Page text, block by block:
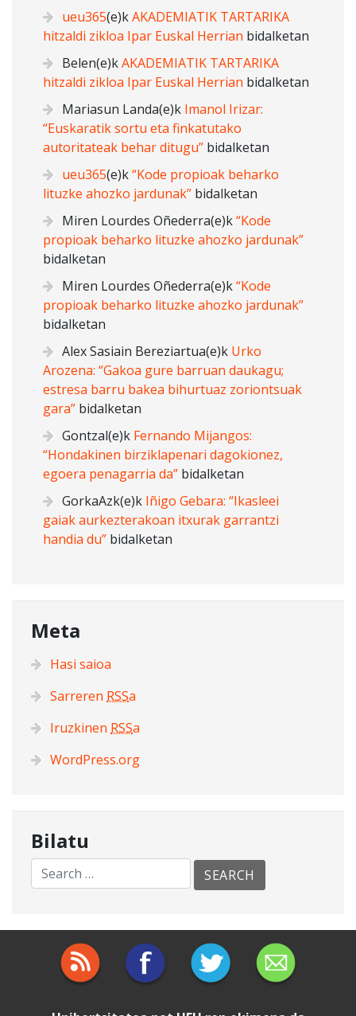
ueu365(e)kAKADEMIATIK TARTARIKA
hitzaldi zikloa Ipar Euskal Herrian bidalketan
Belen(e)kAKADEMIATIK TARTARIKA
hitzaldi zikloa Ipar Euskal Herrian bidalketan
Mariasun Landa(e)k Imanol Irizar:
“Euskaratik sortu eta finkatutako
autoritateak behar ditugu” bidalketan
ueu365(e)k“Kode propioak beharko
lituzke ahozko jardunak” bidalketan
Miren Lourdes Oñederra(e)k“Kode
propioak beharko lituzke ahozko jardunak”
bidalketan
Miren Lourdes Oñederra(e)k“Kode
propioak beharko lituzke ahozko jardunak”
bidalketan
Alex Sasiain Bereziartua(e)k Urko
Arozena: “Gakoa gure barruan daukagu;
estresa barru bakea bihurtuaz zoriontsuak
gara” bidalketan
Gontzal(e)k Fernando Mijangos:
“Hondakinen birziklapenari dagokionez,
egoera penagarria da” bidalketan
GorkaAzk(e)k Iñigo Gebara: “Ikasleei
gaiak aurkezterakoan itxurak garrantzi
handia du” bidalketan
Meta
Hasi saioa
Sarreren RSSa
Iruzkinen RSSa
WordPress.org
Bilatu